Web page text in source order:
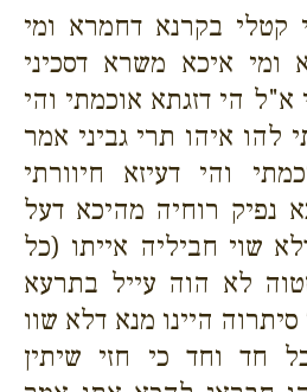
קטלי בקרנא דחמרא ומי
ומי איכא משרא דסכיני
א"ל הי דזגתא אוכמתי והי
להו איהו תרי גביני אמר
והי דעיזא חיוורתי
נפיק רוחיה מהיכא דעל
שוי חביליה אייתו (כל
לא הוה עייל בתרעא
היינו מנא דלא שוו
חד וחד כי חזי שיתין